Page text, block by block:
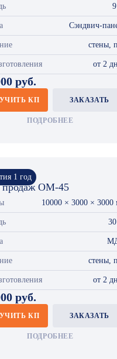
Сэндвич-
стены,
от 2
руб.
КП ЗАКАЗАТЬ
ПОДРОБНЕЕ
1 год
ОМ-45
10000 × 3000 × 3000
стены,
от 2
руб.
КП ЗАКАЗАТЬ
ПОДРОБНЕЕ